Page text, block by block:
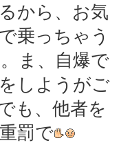
から、お気
乗っちゃう
ま、自爆で
しようがご
も、他者を
罰で